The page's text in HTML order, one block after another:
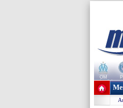
OM
+ de clubs